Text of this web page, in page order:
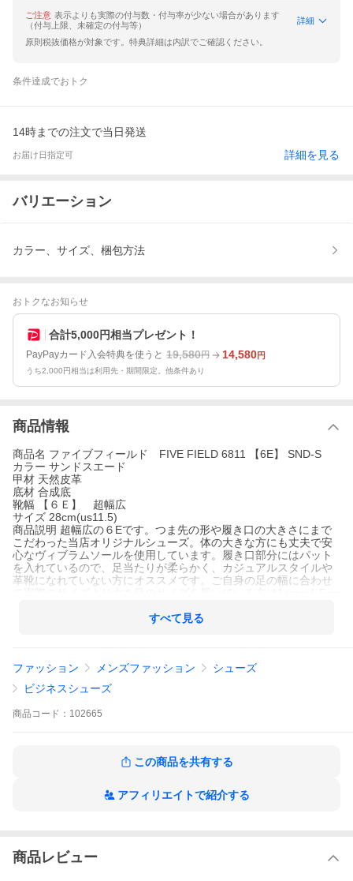
ご注意 表示よりも実際の付与数・付与率が少ない場合があります
（付与上限、未確定の付与等）
詳細
原則税抜価格が対象です。特典詳細は内訳でご確認ください。
条件達成でおトク
14時までの注文で当日発送
お届け日指定可 詳細を見る
バリエーション
カラー、サイズ、梱包方法
おトクなお知らせ
合計5,000円相当プレゼント！
PayPayカード入会特典を使うと 19,580円 14,580円
うち2,000円相当は利用先・期間限定。他条件あり
商品情報
商品名 ファイブフィールド FIVE FIELD 6811 【6E】 SND-S
カラー サンドスエード
甲材 天然皮革
底材 合成底
靴幅 【６Ｅ】 超幅広
サイズ 28cm(us11.5)
商品説明 超幅広の６Eです。つま先の形や履き口の大きさにまで
こだわった当店オリジナルシューズ。体の大きな方にも丈夫で安
心なヴィブラムソールを使用しています。履き口部分にはパット
を入れているので、足当たりが柔らかく、カジュアルスタイルや
革靴になれていない方にオススメです。ご自身の足の幅に合わせ
いている方は26.5cm位でお履きになれます。片足重量 約313ｇ
211328
すべて見る
ファッション メンズファッション
シューズ
ビジネスシューズ
商品 コード： 102665
この商品を共有する
アフィリエイトで紹介する
商品レビュー